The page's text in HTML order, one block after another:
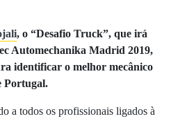
, o “Desafio Truck”, que irá
Automechanika Madrid 2019,
identificar o melhor mecânico
Portugal.
a todos os profissionais ligados à